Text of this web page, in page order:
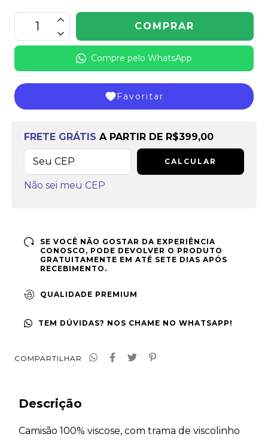
Compre pelo WhatsApp
Favoritar
Frete grátisa partir deR$399,00
FRETE GRÁTIS A PARTIR DE R$399,00
CALCULAR
Não sei meu CEP
SE VOCÊ NÃO GOSTAR DA EXPERIÊNCIA
CONOSCO, PODE DEVOLVER O PRODUTO
GRATUITAMENTE EM ATÉ SETE DIAS APÓS
RECEBIMENTO.
QUALIDADE PREMIUM
TEM DÚVIDAS? NOS CHAME NO WHATSAPP!
COMPARTILHAR
Descrição
Camisão 100% viscose, com trama de viscolinho